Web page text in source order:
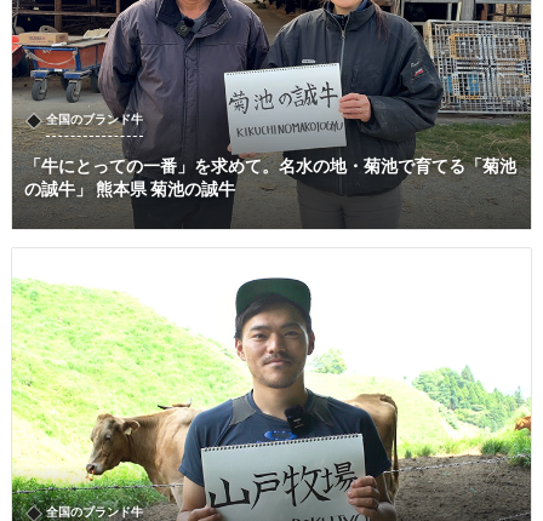
全国のブランド牛
「牛にとっての一番」を求めて。名水の地・菊池で育てる「菊池
の誠牛」 熊本県 菊池の誠牛
全国のブランド牛